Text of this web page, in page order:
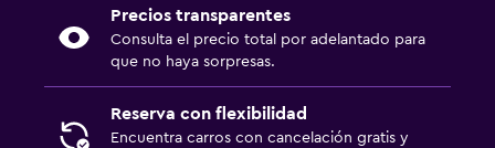
Precios transparentes
Consulta el precio total por adelantado para
que no haya sorpresas.
Reserva con flexibilidad
Encuentra carros con cancelación gratis y